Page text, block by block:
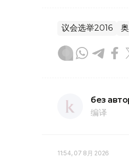
议会选举2016
без
编译
11:54, 07 8月 2026